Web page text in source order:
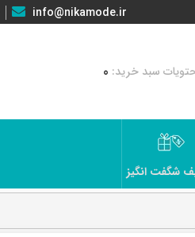
info@nikamode.ir
0
شگفت انگیز